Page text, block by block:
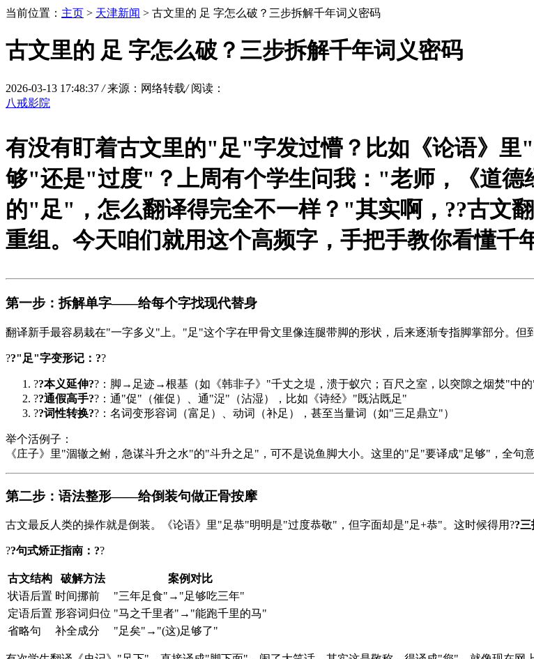
当前位置： 主页 > 天津新闻 > 古文里的 足 字怎么破？三步拆解千年词义密码
古文里的 足 字怎么破？三步拆解千年词义密码
2026-03-13 17:48:37 / 来源：网络转载/ 阅读：
八戒影院
有没有盯着古文里的"足"字发过懵？比如《论语》里
够"还是"过度"？上周有个学生问我："老师，《道德
的"足"，怎么翻译得完全不一样？"其实啊，??古文
重组。今天咱们就用这个高频字，手把手教你看懂千
第一步：拆解单字——给每个字找现代替身
翻译新手最容易栽在"一字多义"上。"足"这个字在甲骨文里像连腿带脚的形状，后来逐渐专指脚掌部分。但
??"足"字变形记：??
??本义延伸??：脚→足迹→根基（如《韩非子》"千丈之堤，溃于蚁穴；百尺之室，以突隙之烟焚"中的
??通假高手??：通"促"（催促）、通"浞"（沾湿），比如《诗经》"既沾既足"
??词性转换??：名词变形容词（富足）、动词（补足），甚至当量词（如"三足鼎立"）
举个活例子：
《庄子》里"涸辙之鲋，急谋斗升之水"的"斗升之足"，可不是说鱼脚大小。这里的"足"要译成"足够"，全句
第二步：语法整形——给倒装句做正骨按摩
古文最反人类的操作就是倒装。《论语》里"足恭"明明是"过度恭敬"，但字面却是"足+恭"。这时候得用??三
??句式矫正指南：??
古文结构 破解方法
案例对比
状语后置 时间挪前
"三年足食"→"足够吃三年"
定语后置 形容词归位 "马之千里者"→"能跑千里的马"
省略句
补全成分 "足矣"→"(这)足够了"